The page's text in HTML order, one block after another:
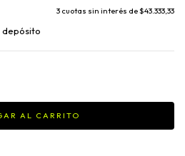
3 cuotas sin interés de$43.333,33
depósito